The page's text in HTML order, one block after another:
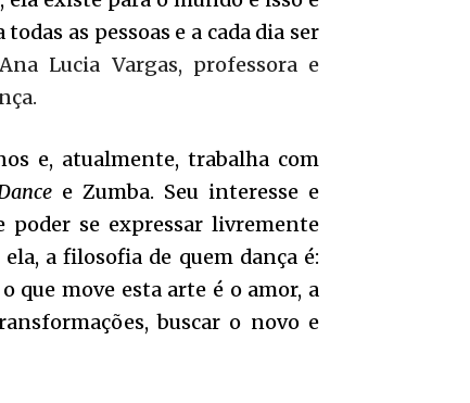
as pessoas e a cada dia ser
Ana Lucia Vargas, professora e
e, atualmente, trabalha com
e Zumba. Seu interesse e
se expressar livremente
a filosofia de quem dança é:
que move esta arte é o amor, a
buscar o novo e